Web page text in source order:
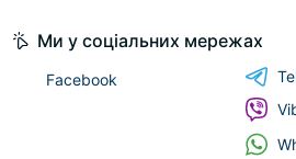
Ми у соціальних мережах
Facebook